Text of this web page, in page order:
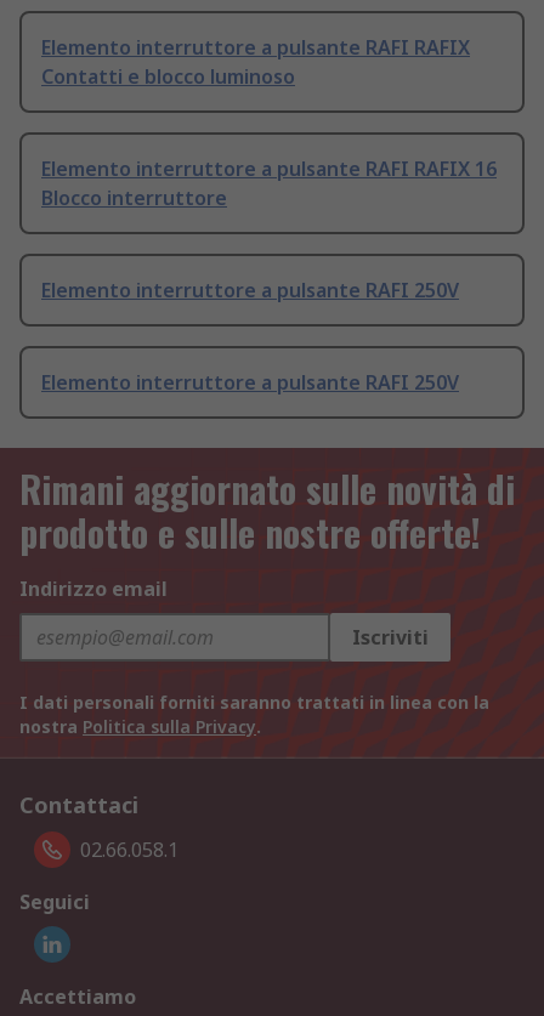
Elemento interruttore a pulsante RAFI RAFIX
Contatti e blocco luminoso
Elemento interruttore a pulsante RAFI RAFIX 16
Blocco interruttore
Elemento interruttore a pulsante RAFI 250V
Elemento interruttore a pulsante RAFI 250V
Rimani aggiornato sulle novità di
prodotto e sulle nostre offerte!
Indirizzo email
Iscriviti
I dati personali forniti saranno trattati in linea con la
nostra Politica sulla Privacy.
Contattaci
02.66.058.1
Seguici
Accettiamo